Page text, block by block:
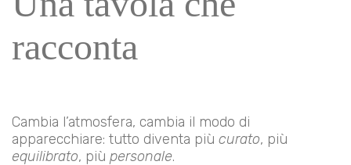
racconta
Cambia l’atmosfera, cambia il modo di
apparecchiare: tutto diventa più curato, più
equilibrato, più personale.